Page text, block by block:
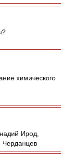
химического
Ирод,
Черданцев